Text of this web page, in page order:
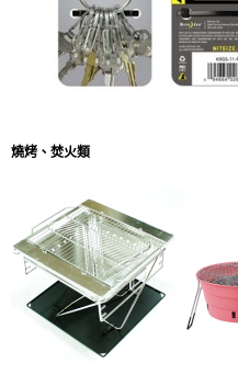
燒烤、焚火類